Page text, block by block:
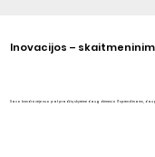
Inovacijos –
Savo bendrovėje nuo pat pradžių skyrėme daug dėmesio IT sprendimams,